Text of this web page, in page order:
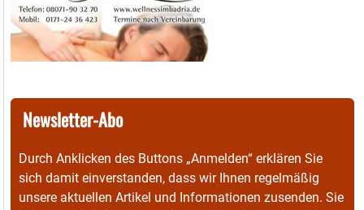
Newsletter-Abo
Durch Anklicken des Buttons „Anmelden“ erklären Sie
sich damit einverstanden, dass wir Ihnen regelmäßig
unsere aktuellen Artikel und Informationen zusenden. Sie